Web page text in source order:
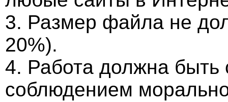
3. Размер файла не
20%).
4. Работа должна
соблюдением